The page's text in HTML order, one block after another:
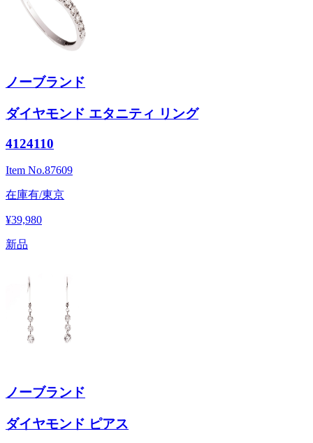
ノーブランド
ダイヤモンド エタニティ リング
4124110
Item No.87609
在庫有/東京
¥39,980
新品
ノーブランド
ダイヤモンド ピアス